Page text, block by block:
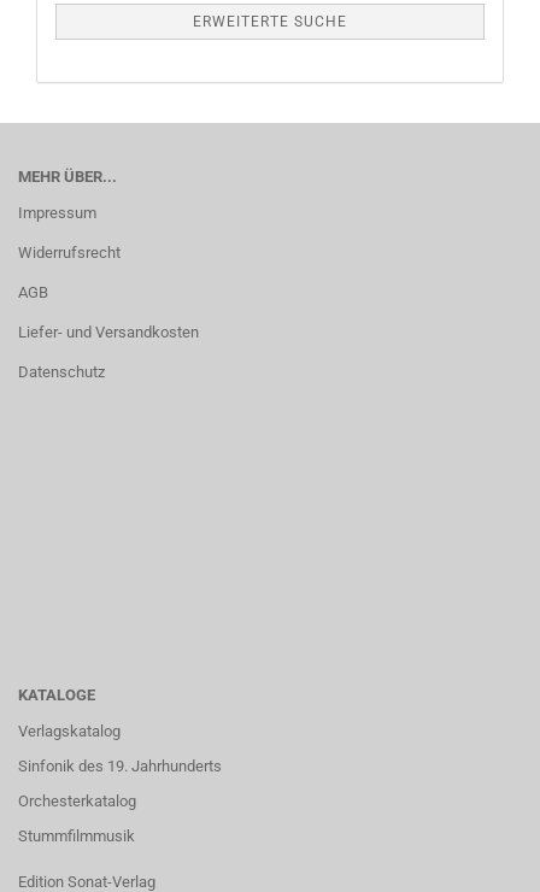
ERWEITERTE SUCHE
MEHR ÜBER...
Impressum
Widerrufsrecht
AGB
Liefer- und Versandkosten
Datenschutz
KATALOGE
Verlagskatalog
Sinfonik des 19. Jahrhunderts
Orchesterkatalog
Stummfilmmusik
Edition Sonat-Verlag